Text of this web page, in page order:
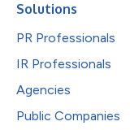
Solutions
PR Professionals
IR Professionals
Agencies
Public Companies